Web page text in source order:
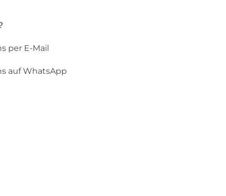
per E-Mail
auf WhatsApp